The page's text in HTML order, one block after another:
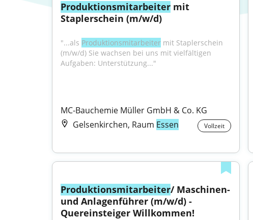
Produktionsmitarbeiter mit
Staplerschein (m/w/d)
"...als Produktionsmitarbeiter mit Staplerschein
(m/w/d) Sie wachsen bei uns mit vielfältigen
Aufgaben: Unterstützung..."
MC-Bauchemie Müller GmbH & Co. KG
Gelsenkirchen, Raum Essen Vollzeit
Produktionsmitarbeiter/ Maschinen-
und Anlagenführer (m/w/d) -
Quereinsteiger Willkommen!